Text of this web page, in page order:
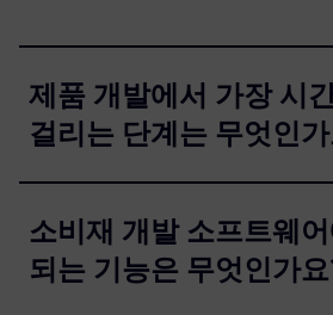
제품 개발에서 가장 시
걸리는 단계는 무엇인
소비재 개발 소프트웨
되는 기능은 무엇인가